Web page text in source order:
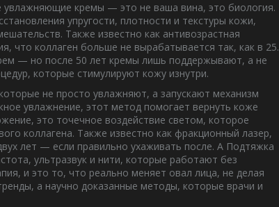
увлажняющие кремы — это не ваша вина, это биология.
упругости, плотности и текстуры кожи,
. Также известно как антивозрастная
что коллаген больше не вырабатывается так, как в 25.
— но после 50 лет кремы лишь поддержывают, а не
которые стимулируют кожу изнутри.
не просто увлажняют, а запускают механизм
увлажнение, этот метод помогает вернуть коже
,это точечное воздействие светом, которое
коллагена. Также известно как фракционный лазер,
лет — если правильно ухаживать после. А Подтяжка
ультразвук и нити, которые работают без
, и это то, что реально меняет овал лица, не делая
а научно доказанные методы, которые врачи и